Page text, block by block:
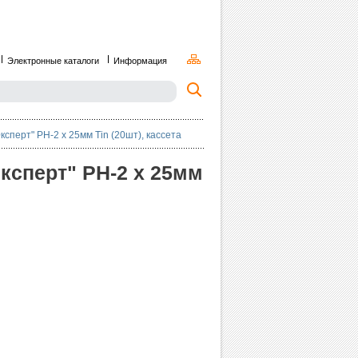
Электронные каталоги Информация
PH-2 х 25мм Tin (20шт), кассета
PH-2 х 25мм